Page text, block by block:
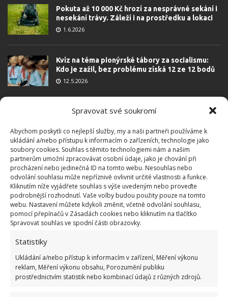
Spravovat své soukromí
Abychom poskytli co nejlepší služby, my a naši partneři používáme k
ukládání a/nebo přístupu k informacím o zařízeních, technologie jako
soubory cookies. Souhlas s těmito technologiemi nám a našim
partnerům umožní zpracovávat osobní údaje, jako je chování při
procházení nebo jedinečná ID na tomto webu. Nesouhlas nebo
odvolání souhlasu může nepříznivě ovlivnit určité vlastnosti a funkce.
Kliknutím níže vyjádřete souhlas s výše uvedeným nebo proveďte
podrobnější rozhodnutí. Vaše volby budou použity pouze na tomto
webu. Nastavení můžete kdykoli změnit, včetně odvolání souhlasu,
pomocí přepínačů v Zásadách cookies nebo kliknutím na tlačítko
Spravovat souhlas ve spodní části obrazovky.
Statistiky
Ukládání a/nebo přístup k informacím v zařízení, Měření výkonu
reklam, Měření výkonu obsahu, Porozumění publiku
prostřednictvím statistik nebo kombinací údajů z různých zdrojů.
Pokuta až 10 000 Kč hrozí za nesprávné sekání i
nesekání trávy. Záleží i na prostředku a lokaci
1.6.2026
Kvíz na téma pionýrské tábory za socialismu:
Kdo je zažil, bez problému získá 12 ze 12 bodů
12.5.2026
Test znalostí o každodenní realitě za
dobrý přehled
23.6.2026
Retro kvíz o oblíbených autech v dobách
socialismu: Tehdejší řidiči musí získat 10 z 10
bodů
6.5.2026
ŽHAVÉ NOVINKY